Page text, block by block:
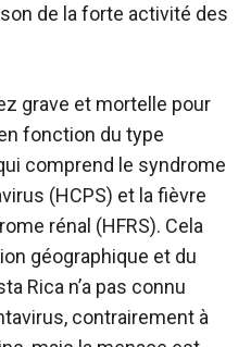
de la forte activité des
grave et mortelle pour
fonction du type
comprend le syndrome
(HCPS) et la fièvre
rénal (HFRS). Cela
géographique et du
Rica n’a pas connu
contrairement à